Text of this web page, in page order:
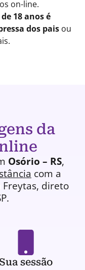
on-line.
18 anos é
dos paisou
da
Osório – RS,
com a
Freytas, direto
Sua sessão